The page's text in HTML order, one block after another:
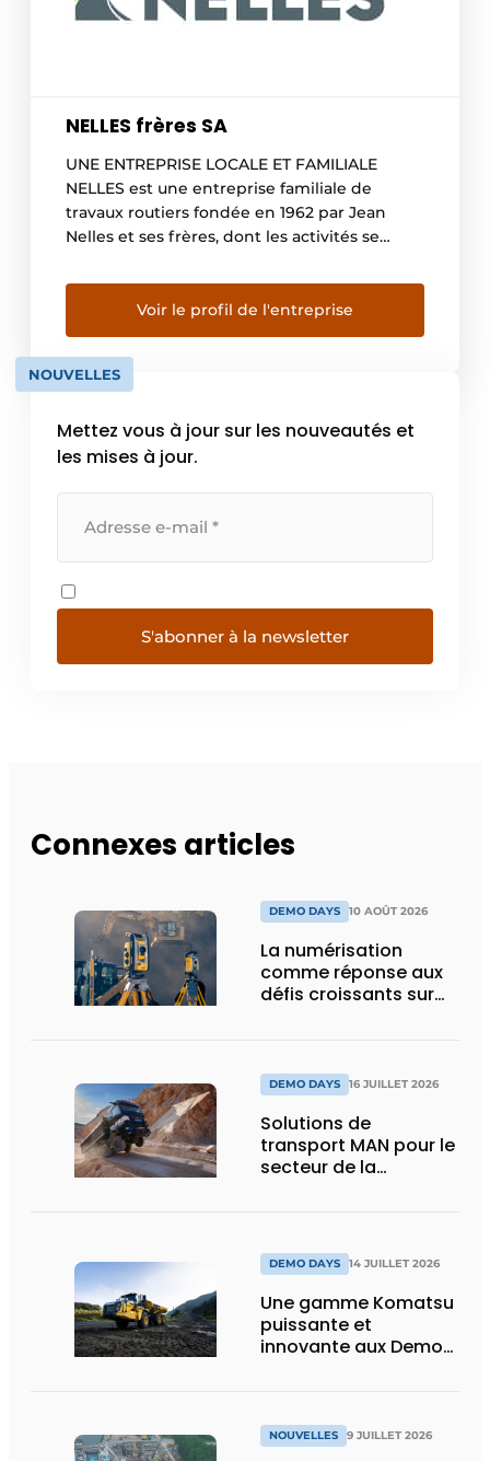
NELLES frères SA
UNE ENTREPRISE LOCALE ET FAMILIALE
NELLES est une entreprise familiale de
travaux routiers fondée en 1962 par Jean
Nelles et ses frères, dont les activités se
60 ans, la société a grandi et s’est forgée un
nom et une réputation qui dépasse
aujourd’hui nos frontières. La société de
Xhoffraix […]
Voir le profil de l'entreprise
NOUVELLES
Mettez vous à jour sur les nouveautés et
les mises à jour.
S'abonner à la newsletter
Connexes articles
DEMO DAYS 10 AOÛT 2026
La numérisation
comme réponse aux
défis croissants sur
DEMO DAYS 16 JUILLET 2026
Solutions de
transport MAN pour le
secteur de la
DEMO DAYS 14 JUILLET 2026
Une gamme Komatsu
puissante et
innovante aux Demo
NOUVELLES 9 JUILLET 2026